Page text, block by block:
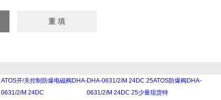
ATOS开/关控制防爆电磁阀DHA-
0631/2/M 24DC
DHA-0631/2/M 24DC 25ATOS防爆阀DHA-
0631/2/M 24DC 25少量现货特